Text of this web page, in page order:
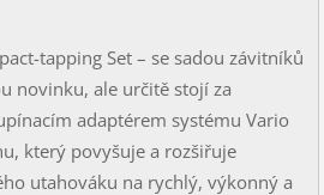
tapping Set – se sadou závitníků
novinku, ale určitě stojí za
adaptérem systému Vario
který povyšuje a rozšiřuje
utahováku na rychlý, výkonný a